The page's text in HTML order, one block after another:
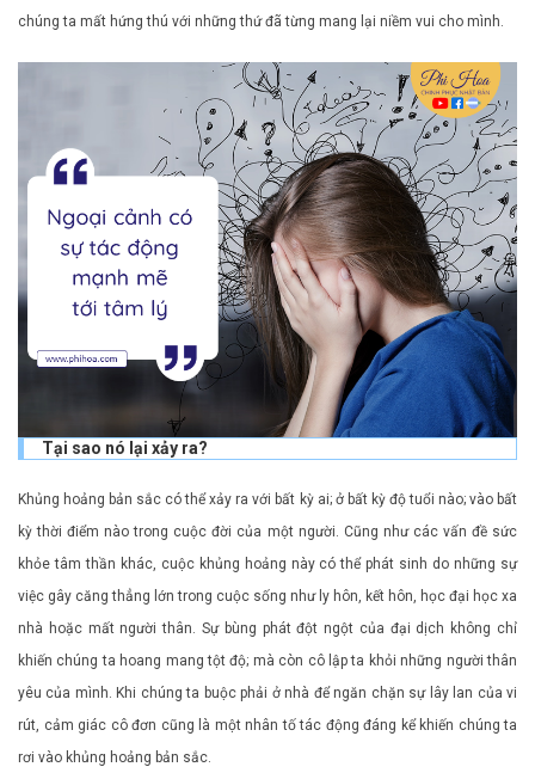
chúng ta mất hứng thú với những thứ đã từng mang lại niềm vui cho mình.
Tại sao nó lại xảy ra?
Khủng hoảng bản sắc có thể xảy ra với bất kỳ ai; ở bất kỳ độ tuổi nào; vào bất
kỳ thời điểm nào trong cuộc đời của một người. Cũng như các vấn đề sức
khỏe tâm thần khác, cuộc khủng hoảng này có thể phát sinh do những sự
việc gây căng thẳng lớn trong cuộc sống như ly hôn, kết hôn, học đại học xa
nhà hoặc mất người thân. Sự bùng phát đột ngột của đại dịch không chỉ
khiến chúng ta hoang mang tột độ; mà còn cô lập ta khỏi những người thân
yêu của mình. Khi chúng ta buộc phải ở nhà để ngăn chặn sự lây lan của vi
rút, cảm giác cô đơn cũng là một nhân tố tác động đáng kể khiến chúng ta
rơi vào khủng hoảng bản sắc.